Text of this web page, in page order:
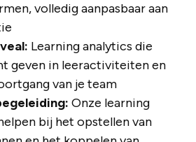
volledig aanpasbaar aan
Learning analytics die
geven in leeractiviteiten en
van je team
Onze learning
bij het opstellen van